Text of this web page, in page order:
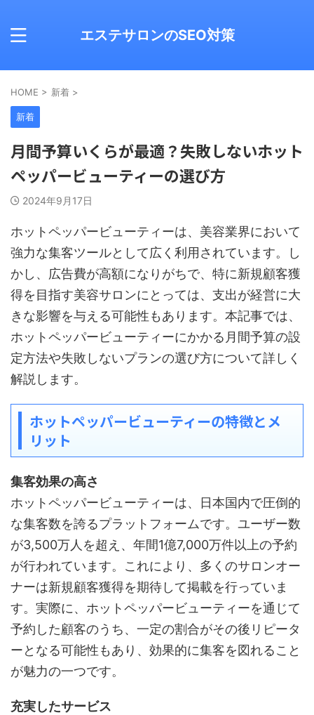
エステサロンのSEO対策
HOME > 新着 >
新着
月間予算いくらが最適？失敗しないホット
ペッパービューティーの選び方
2024年9月17日
ホットペッパービューティーは、美容業界において
強力な集客ツールとして広く利用されています。し
かし、広告費が高額になりがちで、特に新規顧客獲
得を目指す美容サロンにとっては、支出が経営に大
きな影響を与える可能性もあります。本記事では、
ホットペッパービューティーにかかる月間予算の設
定方法や失敗しないプランの選び方について詳しく
解説します。
ホットペッパービューティーの特徴とメ
リット
集客効果の高さ
ホットペッパービューティーは、日本国内で圧倒的
な集客数を誇るプラットフォームです。ユーザー数
が3,500万人を超え、年間1億7,000万件以上の予約
が行われています。これにより、多くのサロンオー
ナーは新規顧客獲得を期待して掲載を行っていま
す。実際に、ホットペッパービューティーを通じて
予約した顧客のうち、一定の割合がその後リピータ
ーとなる可能性もあり、効果的に集客を図れること
が魅力の一つです。
充実したサービス